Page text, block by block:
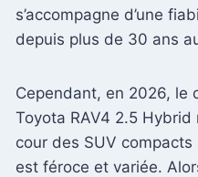
s’accompagne d’une
depuis plus de 30 ans
Cependant, en 2026, le
Toyota RAV4 2.5
cour des SUV
est féroce et variée.